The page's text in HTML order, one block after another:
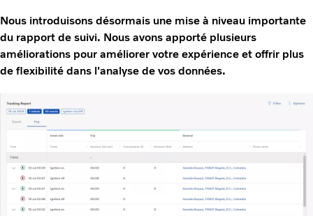
Nous introduisons désormais une mise à niveau importante
du rapport de suivi. Nous avons apporté plusieurs
améliorations pour améliorer votre expérience et offrir plus
de flexibilité dans l'analyse de vos données.